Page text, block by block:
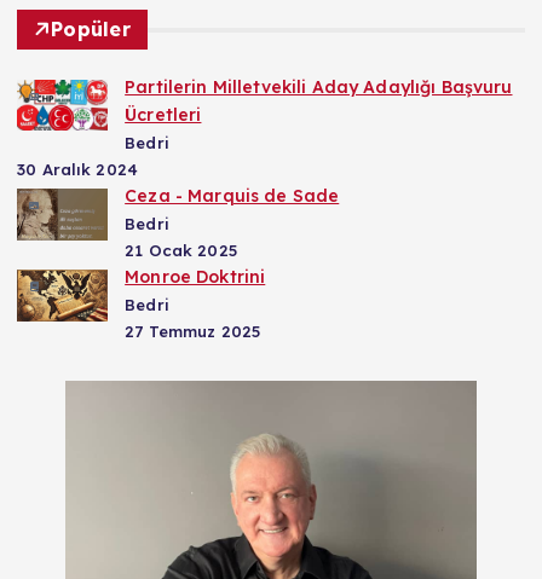
Popüler
Partilerin Milletvekili Aday Adaylığı Başvuru
Ücretleri
Bedri
30 Aralık 2024
Ceza - Marquis de Sade
Bedri
21 Ocak 2025
Monroe Doktrini
Bedri
27 Temmuz 2025